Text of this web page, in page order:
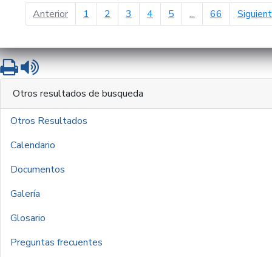
Anteriorpágina anterior
1 2 3 4 5 ... 66
ImprimirLeer contenido
Otros resultados de busqueda
Otros Resultados
Calendario
Documentos
Galería
Glosario
Preguntas frecuentes